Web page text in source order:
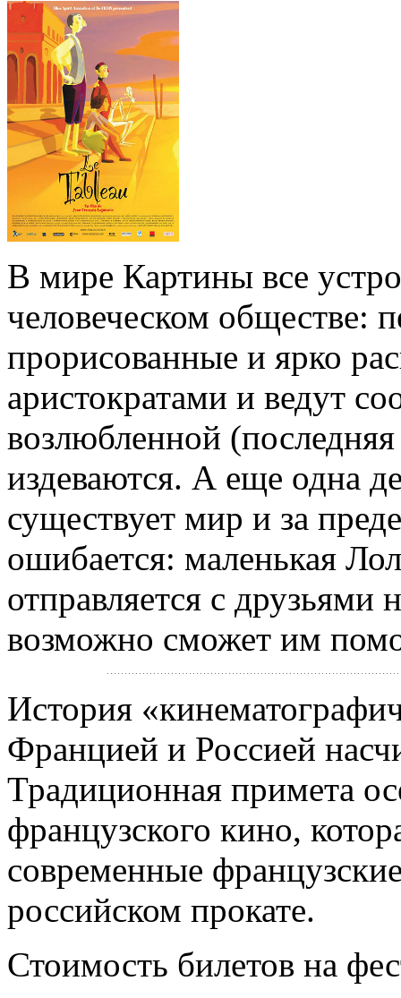
В мире Картины все
человеческом обществе:
прорисованные и ярко
аристократами и ведут
возлюбленной
издеваются. А еще одна
существует мир и за
ошибается: маленькая
отправляется с
возможно сможет им
История
Францией и Россией
Традиционная примета
французского кино,
современные
российском прокате.
Стоимость билетов на